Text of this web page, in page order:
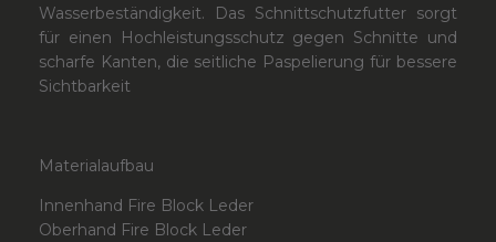
Wasserbeständigkeit. Das Schnittschutzfutter sorgt
für einen Hochleistungsschutz gegen Schnitte und
scharfe Kanten, die seitliche Paspelierung für bessere
Sichtbarkeit
Materialaufbau
Innenhand Fire Block Leder
Oberhand Fire Block Leder